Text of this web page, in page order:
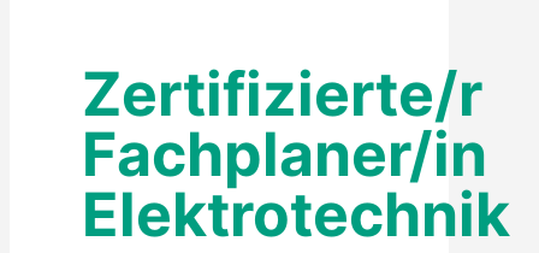
Zertifizierte/r
Fachplaner/in
Elektrotechnik